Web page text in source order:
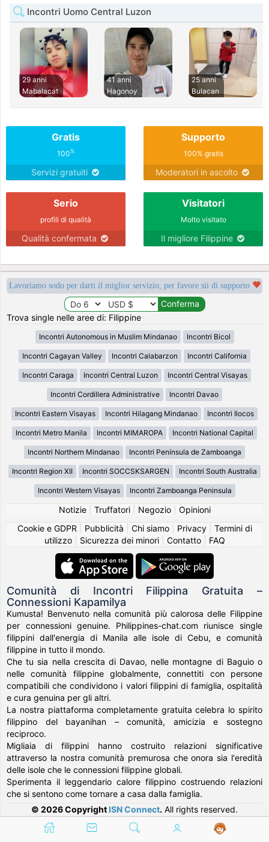
Incontri Uomo Central Luzon
29 anni
Mabalacat
41 anni
Hagonoy
25 anni
Bulacan
Gratis
100%
Servizi gratuiti
Supporto
100% gratis
Moderatori in ascolto
Serio
profili di qualità
Qualità confermata
Visitatori
Molto visitato
Il migliore Filippine
Lavoriamo sodo per darti il miglior servizio, per favore sii di supporto
Trova single nelle aree di: Filippine
Incontri Autonomous in Muslim Mindanao Incontri Bicol
Incontri Cagayan Valley Incontri Calabarzon Incontri California
Incontri Caraga Incontri Central Luzon Incontri Central Visayas
Incontri Cordillera Administrative Incontri Davao
Incontri Eastern Visayas Incontri Hilagang Mindanao Incontri Ilocos
Incontri Metro Manila Incontri MIMAROPA Incontri National Capital
Incontri Northern Mindanao Incontri Península de Zamboanga
Incontri Region XII Incontri SOCCSKSARGEN Incontri South Australia
Incontri Western Visayas Incontri Zamboanga Peninsula
Notizie| Truffatori| Negozio| Opinioni
Cookie e GDPR
Pubblicità Chi siamo| Privacy| Termini di
utilizzo| Sicurezza dei minori| Contatto| FAQ
Comunità di Incontri Filippina Gratuita –
Connessioni Kapamilya
Kumusta! Benvenuto nella comunità più calorosa delle Filippine
per connessioni genuine. Philippines-chat.com riunisce single
filippini dall'energia di Manila alle isole di Cebu, e comunità
filippine in tutto il mondo.
Che tu sia nella crescita di Davao, nelle montagne di Baguio o
nelle comunità filippine globalmente, connettiti con persone
compatibili che condividono i valori filippini di famiglia, ospitalità
e cura genuina per gli altri.
La nostra piattaforma completamente gratuita celebra lo spirito
filippino del bayanihan – comunità, amicizia e sostegno
reciproco.
Migliaia di filippini hanno costruito relazioni significative
attraverso la nostra comunità premurosa che onora sia l'eredità
delle isole che le connessioni filippine globali.
Sperimenta il leggendario calore filippino costruendo relazioni
che si sentono come tornare a casa dalla famiglia.
© 2026 Copyright ISN Connect. All rights reserved.